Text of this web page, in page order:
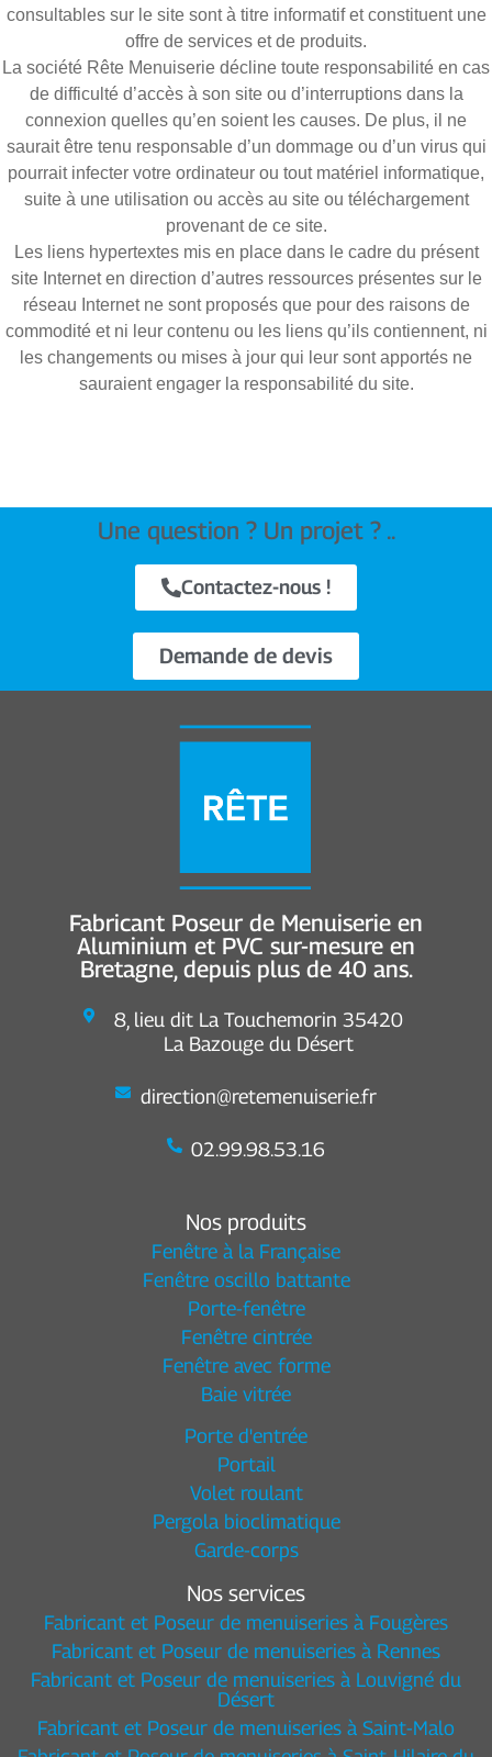
consultables sur le site sont à titre informatif et constituent une
offre de services et de produits.
La société Rête Menuiserie décline toute responsabilité en cas
de difficulté d’accès à son site ou d’interruptions dans la
connexion quelles qu’en soient les causes. De plus, il ne
saurait être tenu responsable d’un dommage ou d’un virus qui
pourrait infecter votre ordinateur ou tout matériel informatique,
suite à une utilisation ou accès au site ou téléchargement
provenant de ce site.
Les liens hypertextes mis en place dans le cadre du présent
site Internet en direction d’autres ressources présentes sur le
réseau Internet ne sont proposés que pour des raisons de
commodité et ni leur contenu ou les liens qu’ils contiennent, ni
les changements ou mises à jour qui leur sont apportés ne
sauraient engager la responsabilité du site.
Une question ? Un projet ? ..
Contactez-nous !
Demande de devis
Fabricant Poseur de Menuiserie en
Aluminium et PVC sur-mesure en
Bretagne, depuis plus de 40 ans.
8, lieu dit La Touchemorin 35420
La Bazouge du Désert
direction@retemenuiserie.fr
02.99.98.53.16
Nos produits
Fenêtre à la Française
Fenêtre oscillo battante
Porte-fenêtre
Fenêtre cintrée
Fenêtre avec forme
Baie vitrée
Porte d'entrée
Portail
Volet roulant
Pergola bioclimatique
Garde-corps
Nos services
Fabricant et Poseur de menuiseries à Fougères
Fabricant et Poseur de menuiseries à Rennes
Fabricant et Poseur de menuiseries à Louvigné du
Désert
Fabricant et Poseur de menuiseries à Saint-Malo